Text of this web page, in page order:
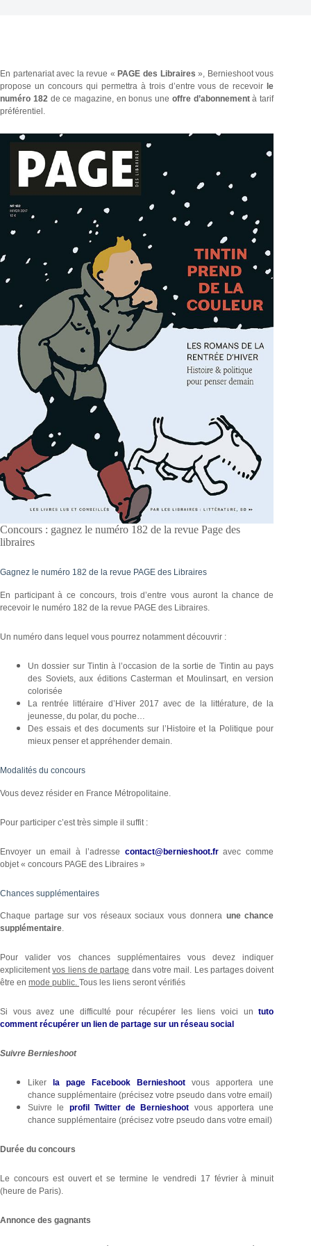
En partenariat avec la revue « PAGE des Libraires », Bernieshoot vous
propose un concours qui permettra à trois d’entre vous de recevoir le
numéro 182 de ce magazine, en bonus une offre d’abonnementà tarif
préférentiel.
Concours : gagnez le numéro 182 de la revue Page des
libraires
Gagnez le numéro 182 de la revue PAGE des Libraires
En participant à ce concours, trois d’entre vous auront la chance de
recevoir le numéro 182 de la revue PAGE des Libraires.
Un numéro dans lequel vous pourrez notamment découvrir :
Un dossier sur Tintin à l’occasion de la sortie de Tintin au pays
des Soviets, aux éditions Casterman et Moulinsart, en version
colorisée
La rentrée littéraire d’Hiver 2017 avec de la littérature, de la
jeunesse, du polar, du poche…
Des essais et des documents sur l’Histoire et la Politique pour
mieux penser et appréhender demain.
Modalités du concours
Vous devez résider en France Métropolitaine.
Pour participer c’est très simple il suffit :
Envoyer un email à l’adresse contact@bernieshoot.fravec comme
objet « concours PAGE des Libraires »
Chances supplémentaires
Chaque partage sur vos réseaux sociaux vous donnera une chance
supplémentaire.
Pour valider vos chances supplémentaires vous devez indiquer
explicitementvos liens de partage dans votre mail. Les partages doivent
être en mode public. Tous les liens seront vérifiés
Si vous avez une difficulté pour récupérer les liens voici untuto
comment récupérer un lien de partage sur un réseau social
Suivre Bernieshoot
Liker la page Facebook Bernieshoot vous apportera une
chance supplémentaire (précisez votre pseudo dans votre email)
Suivre le profil Twitter de Bernieshoot vous apportera une
chance supplémentaire (précisez votre pseudo dans votre email)
Durée du concours
Le concours est ouvert et se termine le vendredi 17 février à minuit
(heure de Paris).
Annonce des gagnants